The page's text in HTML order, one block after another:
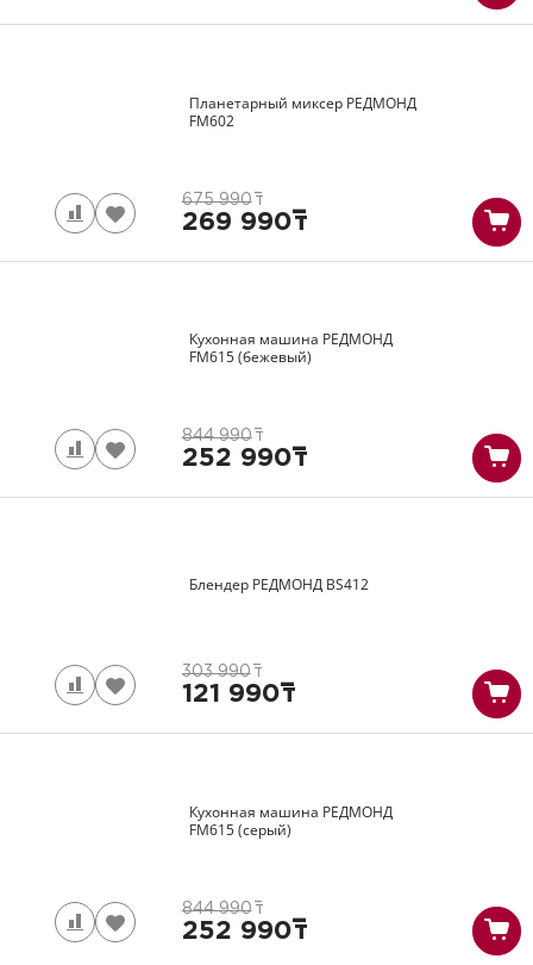
Планетарный миксер РЕДМОНД
FM602
675 990 т
269 990т
Кухонная машина РЕДМОНД
FM615(бежевый)
844 990 т
252 990т
Блендер РЕДМОНД BS412
303 990 т
121 990т
Кухонная машина РЕДМОНД
FM615(серый)
844 990 т
252 990т